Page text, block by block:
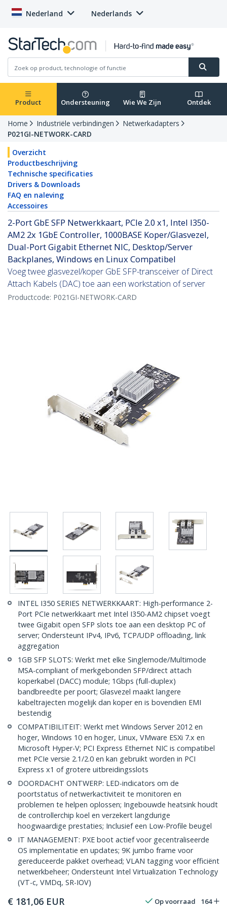
Nederland Nederlands
Product Ondersteuning Wie We Zijn Ontdek
Home Industriële verbindingen
Netwerkadapters
P021GI-NETWORK-CARD
Overzicht
Productbeschrijving
Technische specificaties
Drivers & Downloads
FAQ en naleving
Accessoires
2-Port GbE SFP Netwerkkaart, PCIe 2.0 x1, Intel I350-
AM2 2x 1GbE Controller, 1000BASE Koper/Glasvezel,
Dual-Port Gigabit Ethernet NIC, Desktop/Server
Backplanes, Windows en Linux Compatibel
Voeg twee glasvezel/koper GbE SFP-transceiver of Direct
Attach Kabels (DAC) toe aan een workstation of server
Productcode: P021GI-NETWORK-CARD
INTEL I350 SERIES NETWERKKAART: High-performance 2-
Port PCIe netwerkkaart met Intel I350-AM2 chipset voegt
twee Gigabit open SFP slots toe aan een desktop PC of
server; Ondersteunt IPv4, IPv6, TCP/UDP offloading, link
aggregation
1GB SFP SLOTS: Werkt met elke Singlemode/Multimode
MSA-compliant of merkgebonden SFP/direct attach
koperkabel (DACC) module; 1Gbps (full-duplex)
bandbreedte per poort; Glasvezel maakt langere
kabeltrajecten mogelijk dan koper en is bovendien EMI
bestendig
COMPATIBILITEIT: Werkt met Windows Server 2012 en
hoger, Windows 10 en hoger, Linux, VMware ESXi 7.x en
Microsoft Hyper-V; PCI Express Ethernet NIC is compatibel
met PCIe versie 2.1/2.0 en kan gebruikt worden in PCI
Express x1 of grotere uitbreidingsslots
DOORDACHT ONTWERP: LED-indicators om de
poortstatus of netwerkactiviteit te monitoren en
problemen te helpen oplossen; Ingebouwde heatsink houdt
de controllerchip koel en verzekert langdurige
hoogwaardige prestaties; Inclusief een Low-Profile beugel
IT MANAGEMENT: PXE boot actief voor gecentraliseerde
OS implementatie en updates; 9K jumbo frame voor
gereduceerde pakket overhead; VLAN tagging voor efficiënt
netwerkbeheer; Ondersteunt Intel Virtualization Technology
(VT-c, VMDq, SR-IOV)
€ 181,06 EUR Op voorraad 164